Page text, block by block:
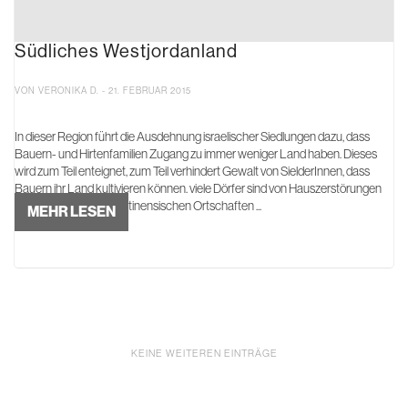
Südliches Westjordanland
VON VERONIKA D. - 21. FEBRUAR 2015
In dieser Region führt die Ausdehnung israelischer Siedlungen dazu, dass
Bauern- und Hirtenfamilien Zugang zu immer weniger Land haben. Dieses
wird zum Teil enteignet, zum Teil verhindert Gewalt von SielderInnen, dass
Bauern ihr Land kultivieren können. viele Dörfer sind von Hauszerstörungen
betroffen. Weil die palästinensischen Ortschaften ...
MEHR LESEN
KEINE WEITEREN EINTRÄGE